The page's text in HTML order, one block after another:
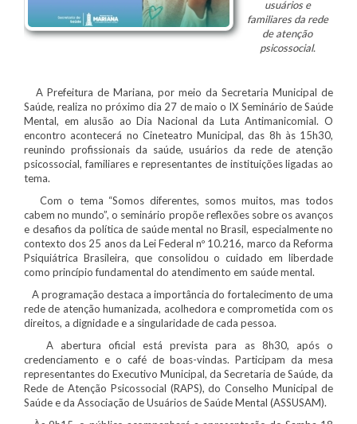
usuários e
familiares da rede
de atenção
psicossocial.
A Prefeitura de Mariana, por meio da Secretaria Municipal de
Saúde, realiza no próximo dia 27 de maio o IX Seminário de Saúde
Mental, em alusão ao Dia Nacional da Luta Antimanicomial. O
encontro acontecerá no Cineteatro Municipal, das 8h às 15h30,
reunindo profissionais da saúde, usuários da rede de atenção
psicossocial, familiares e representantes de instituições ligadas ao
tema.
Com o tema “Somos diferentes, somos muitos, mas todos
cabem no mundo”, o seminário propõe reflexões sobre os avanços
e desafios da política de saúde mental no Brasil, especialmente no
contexto dos 25 anos da Lei Federal nº 10.216, marco da Reforma
Psiquiátrica Brasileira, que consolidou o cuidado em liberdade
como princípio fundamental do atendimento em saúde mental.
A programação destaca a importância do fortalecimento de uma
rede de atenção humanizada, acolhedora e comprometida com os
direitos, a dignidade e a singularidade de cada pessoa.
A abertura oficial está prevista para as 8h30, após o
credenciamento e o café de boas-vindas. Participam da mesa
representantes do Executivo Municipal, da Secretaria de Saúde, da
Rede de Atenção Psicossocial (RAPS), do Conselho Municipal de
Saúde e da Associação de Usuários de Saúde Mental (ASSUSAM).